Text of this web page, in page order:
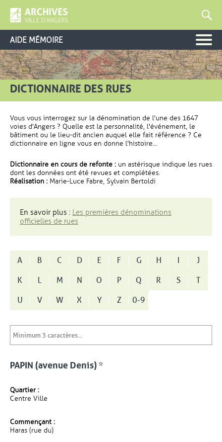
AIDE MÉMOIRE
DICTIONNAIRE DES RUES
Vous vous interrogez sur la dénomination de l'une des 1647
voies d'Angers ? Quelle est la personnalité, l'événement, le
bâtiment ou le lieu-dit ancien auquel elle fait référence ? Ce
dictionnaire en ligne vous en donne l'histoire...
Dictionnaire en cours de refonte : un astérisque indique les rues
dont les données ont été revues et complétées.
Réalisation : Marie-Luce Fabre, Sylvain Bertoldi
En savoir plus : Les premières dénominations
officielles de rues
A B C D E F G H I
J
K
L M N O P Q R S
T
U
V W X Y Z 0-9
PAPIN (avenue Denis) *
Quartier :
Centre Ville
Commençant :
Haras (rue du)